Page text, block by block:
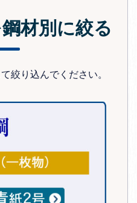
材別に絞る
絞り込んでください。